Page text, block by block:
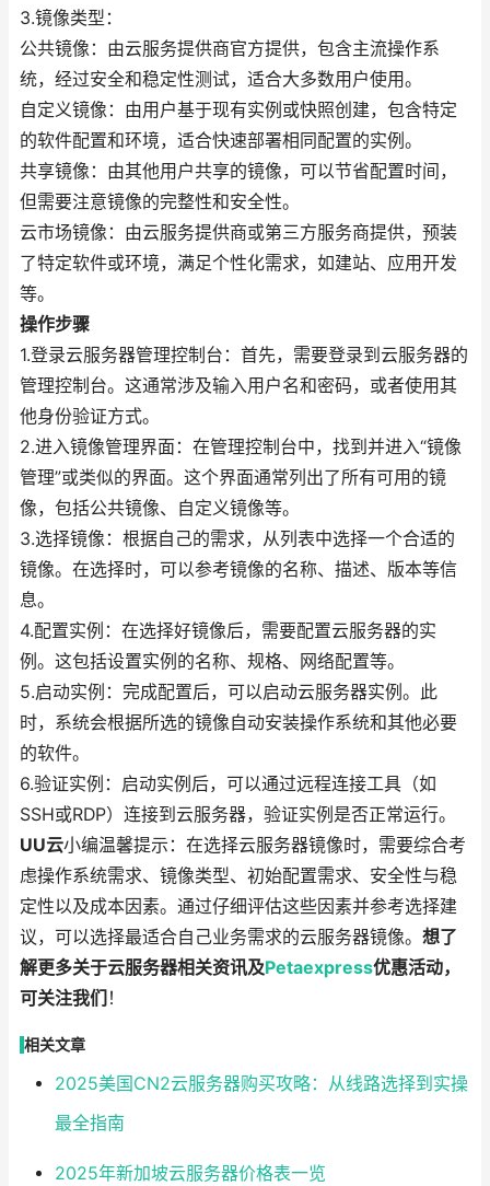
3.镜像类型：
公共镜像：由云服务提供商官方提供，包含主流操作系
统，经过安全和稳定性测试，适合大多数用户使用。
自定义镜像：由用户基于现有实例或快照创建，包含特定
的软件配置和环境，适合快速部署相同配置的实例。
共享镜像：由其他用户共享的镜像，可以节省配置时间，
但需要注意镜像的完整性和安全性。
云市场镜像：由云服务提供商或第三方服务商提供，预装
了特定软件或环境，满足个性化需求，如建站、应用开发
等。
操作步骤
1.登录云服务器管理控制台：首先，需要登录到云服务器的
管理控制台。这通常涉及输入用户名和密码，或者使用其
他身份验证方式。
2.进入镜像管理界面：在管理控制台中，找到并进入“镜像
管理”或类似的界面。这个界面通常列出了所有可用的镜
像，包括公共镜像、自定义镜像等。
3.选择镜像：根据自己的需求，从列表中选择一个合适的
镜像。在选择时，可以参考镜像的名称、描述、版本等信
息。
4.配置实例：在选择好镜像后，需要配置云服务器的实
例。这包括设置实例的名称、规格、网络配置等。
5.启动实例：完成配置后，可以启动云服务器实例。此
时，系统会根据所选的镜像自动安装操作系统和其他必要
的软件。
6.验证实例：启动实例后，可以通过远程连接工具（如
SSH或RDP）连接到云服务器，验证实例是否正常运行。
UU云小编温馨提示：在选择云服务器镜像时，需要综合考
虑操作系统需求、镜像类型、初始配置需求、安全性与稳
定性以及成本因素。通过仔细评估这些因素并参考选择建
议，可以选择最适合自己业务需求的云服务器镜像。 想了
解更多关于云服务器相关资讯及Petaexpress优惠活动，
可关注我们 ！
相关文章
2025美国CN2云服务器购买攻略：从线路选择到实操
最全指南
2025年新加坡云服务器价格表一览